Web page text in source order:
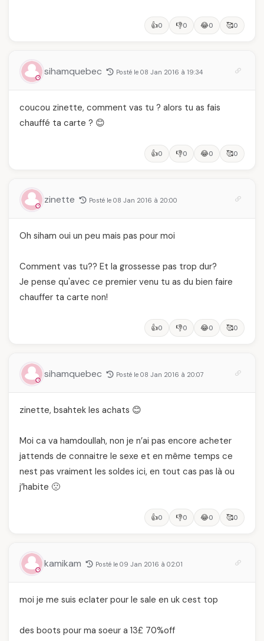
👍0 👎0 😂0 🥰0
sihamquebec Posté le 08 Jan 2016 à 19:34
coucou zinette, comment vas tu ? alors tu as fais
chauffé ta carte ? 😊
👍0 👎0 😂0 🥰0
zinette Posté le 08 Jan 2016 à 20:00
Oh siham oui un peu mais pas pour moi
Comment vas tu?? Et la grossesse pas trop dur?
Je pense qu'avec ce premier venu tu as du bien faire
chauffer ta carte non!
👍0 👎0 😂0 🥰0
sihamquebec Posté le 08 Jan 2016 à 20:07
zinette, bsahtek les achats 😊
Moi ca va hamdoullah, non je n’ai pas encore acheter
jattends de connaitre le sexe et en même temps ce
nest pas vraiment les soldes ici, en tout cas pas là ou
j’habite 🙁
👍0 👎0 😂0 🥰0
kamikam Posté le 09 Jan 2016 à 02:01
moi je me suis eclater pour le sale en uk cest top
des boots pour ma soeur a 13£ 70%off